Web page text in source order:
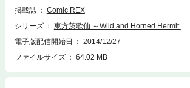
掲載誌
Comic REX
シリーズ
東方茨歌仙 ～Wild and Horned Hermit.
電子版配信開始日
2014/12/27
ファイルサイズ
64.02 MB